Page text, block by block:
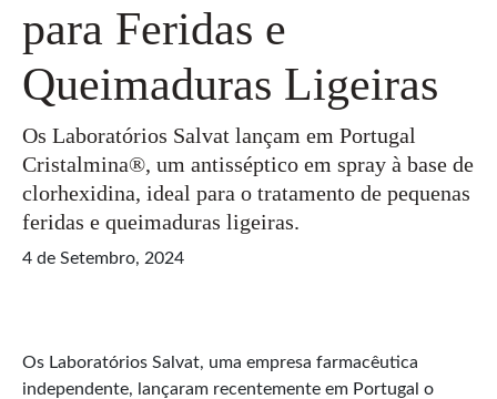
para Feridas e
Queimaduras Ligeiras
Os Laboratórios Salvat lançam em Portugal
Cristalmina®, um antisséptico em spray à base de
clorhexidina, ideal para o tratamento de pequenas
feridas e queimaduras ligeiras.
4 de Setembro, 2024
Os Laboratórios Salvat, uma empresa farmacêutica
independente, lançaram recentemente em Portugal o